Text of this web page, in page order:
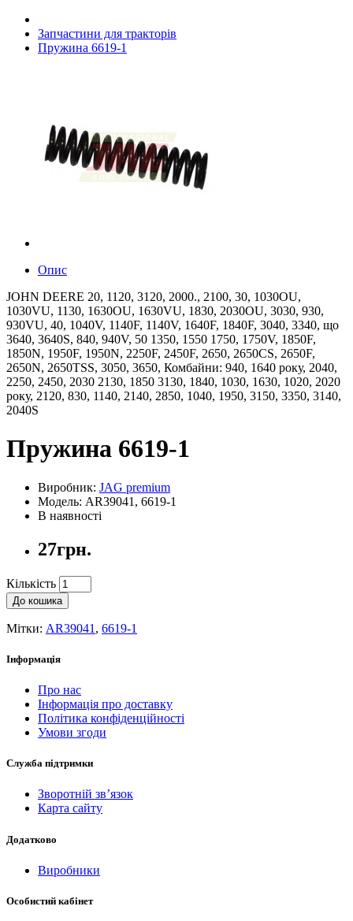
Запчастини для тракторів
Пружина 6619-1
Опис
JOHN DEERE 20, 1120, 3120, 2000., 2100, 30, 1030OU,
1030VU, 1130, 1630OU, 1630VU, 1830, 2030OU, 3030, 930,
930VU, 40, 1040V, 1140F, 1140V, 1640F, 1840F, 3040, 3340, що
3640, 3640S, 840, 940V, 50 1350, 1550 1750, 1750V, 1850F,
1850N, 1950F, 1950N, 2250F, 2450F, 2650, 2650CS, 2650F,
2650N, 2650TSS, 3050, 3650, Комбайни: 940, 1640 року, 2040,
2250, 2450, 2030 2130, 1850 3130, 1840, 1030, 1630, 1020, 2020
року, 2120, 830, 1140, 2140, 2850, 1040, 1950, 3150, 3350, 3140,
2040S
Пружина 6619-1
Виробник: JAG premium
Модель: AR39041, 6619-1
В наявності
27грн.
Кількість
До кошика
Мітки: AR39041 , 6619-1
Інформація
Про нас
Інформація про доставку
Політика конфіденційності
Умови згоди
Служба підтримки
Зворотній зв’язок
Карта сайту
Додатково
Виробники
Особистий кабінет